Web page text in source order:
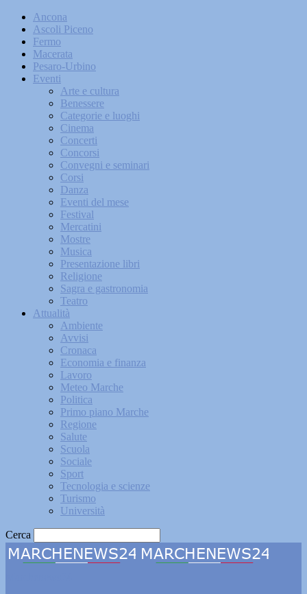
Ancona
Ascoli Piceno
Fermo
Macerata
Pesaro-Urbino
Eventi
Arte e cultura
Benessere
Categorie e luoghi
Cinema
Concerti
Concorsi
Convegni e seminari
Corsi
Danza
Eventi del mese
Festival
Mercatini
Mostre
Musica
Presentazione libri
Religione
Sagra e gastronomia
Teatro
Attualità
Ambiente
Avvisi
Cronaca
Economia e finanza
Lavoro
Meteo Marche
Politica
Primo piano Marche
Regione
Salute
Scuola
Sociale
Sport
Tecnologia e scienze
Turismo
Università
Cerca